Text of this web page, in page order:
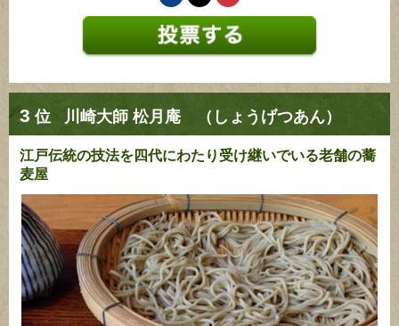
3 位 川崎大師 松月庵 （しょうげつあん）
江戸伝統の技法を四代にわたり受け継いでいる老舗の蕎
麦屋